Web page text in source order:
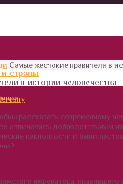
страны
Самые жестокие правители в
в истории человечества
рассказать современному
отличались добродетельным
наклонности и были
императора,